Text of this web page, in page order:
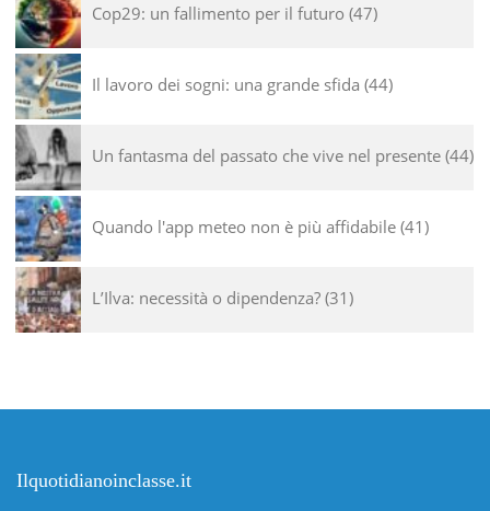
Cop29: un fallimento per il futuro 47
Il lavoro dei sogni: una grande sfida 44
Un fantasma del passato che vive nel presente 44
Quando l'app meteo non è più affidabile 41
L’Ilva: necessità o dipendenza? 31
Ilquotidianoinclasse.it